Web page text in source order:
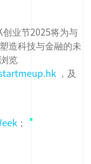
业节2025将为与
造科技与金融的未
览
，及
；